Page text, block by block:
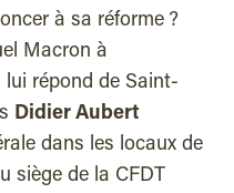
à sa réforme ?
Macron à
lui répond de Saint-
Didier Aubert
dans les locaux de
siège de la CFDT